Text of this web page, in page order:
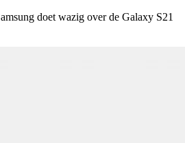
doet wazig over de Galaxy S21